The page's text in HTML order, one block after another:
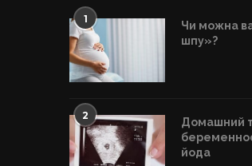
1
Чи можна
шпу»?
2
Домашний
йода